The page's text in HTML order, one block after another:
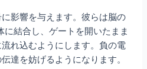
影響を与えます。彼らは脳の
に結合し、ゲートを開いたまま
れ込むようにします。負の電
達を妨げるようになります。